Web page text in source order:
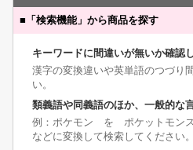
■ 「検索機能」から商品を探す
キーワードに間違いが無いか確認
漢字の変換違いや英単語のつづり
い。
類義語や同義語のほか、一般的な
例：ポケモン を ポケットモンス
などに変換して検索してください。